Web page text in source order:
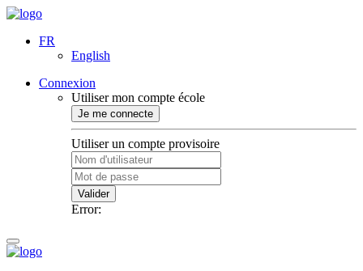
FR
English
Connexion
Utiliser mon compte école
Je me connecte
Utiliser un compte provisoire
Valider
Error: